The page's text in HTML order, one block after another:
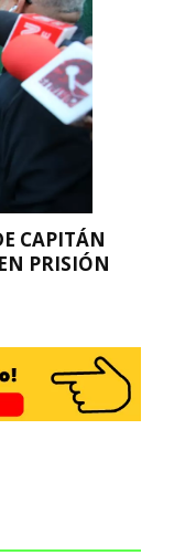
CAPITÁN
PRISIÓN